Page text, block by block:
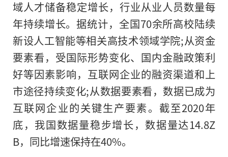
域人才储备稳定增长，行业从业人员数量每
年持续增长。据统计，全国70余所高校陆续
新设人工智能等相关高技术领域学院;从资金
要素看，受国际形势变化、国内金融政策利
好等因素影响，互联网企业的融资渠道和上
市途径持续变化;从数据要素看，数据已成为
互联网企业的关键生产要素。截至2020年
底，我国数据量稳步增长，数据量达14.8Z
B，同比增速保持在40%。